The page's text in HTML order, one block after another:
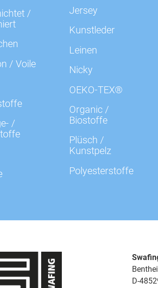
/
/ Voile
/
Jersey
Kunstleder
Leinen
Nicky
OEKO-TEX®
Organic /
Biostoffe
Plüsch /
Kunstpelz
Polyesterstoffe
D-